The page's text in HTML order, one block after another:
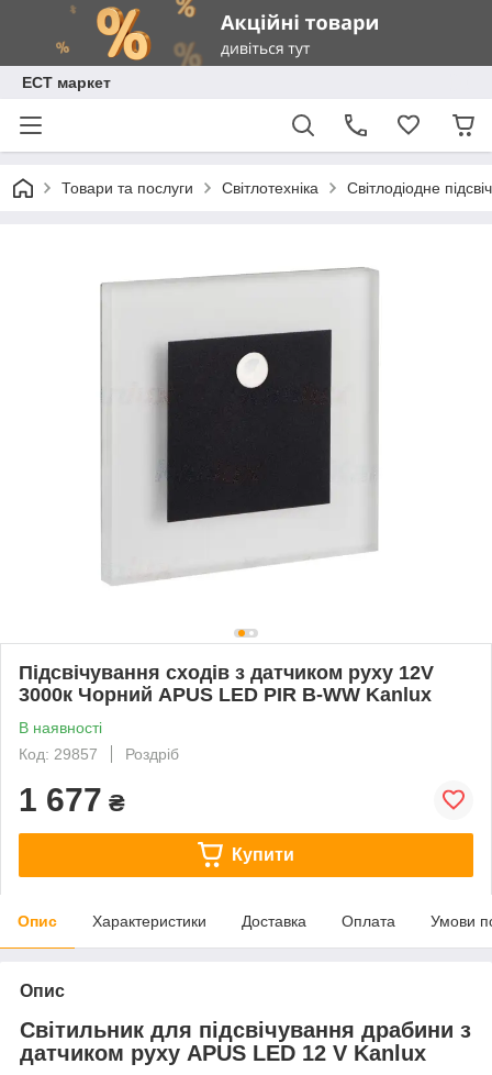
ЕСТ маркет
Товари та послуги Світлотехніка Світлодіодне
Підсвічування сходів з датчиком руху 12V
3000к Чорний APUS LED PIR B-WW Kanlux
В наявності
Код: 29857
Роздріб
1 677 ₴
Купити
Опис Характеристики Доставка Оплата Умови
Опис
Світильник для підсвічування драбини з
датчиком руху APUS LED 12 V Kanlux